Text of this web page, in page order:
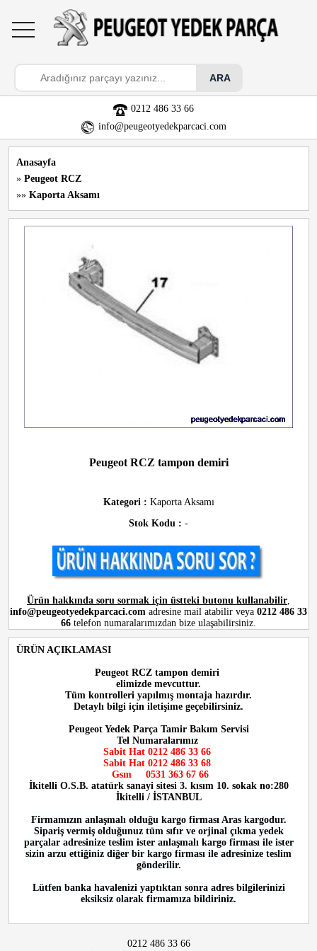
toggle
navigation
0212 486 33 66
info@peugeotyedekparcaci.com
Anasayfa
» Peugeot RCZ
»» Kaporta Aksamı
Peugeot RCZ tampon demiri
Kategori : Kaporta Aksamı
Stok Kodu : -
Ürün hakkında soru sormak için üstteki butonu kullanabilir
info@peugeotyedekparcaci.com adresine mail atabilir veya 0212 486 33
66 telefon numaralarımızdan bize ulaşabilirsiniz.
ÜRÜN AÇIKLAMASI
Peugeot RCZ tampon demiri
elimizde mevcuttur.
Tüm kontrolleri yapılmış montaja hazırdır.
Detaylı bilgi için iletişime geçebilirsiniz.
Peugeot Yedek Parça Tamir Bakım Servisi
Tel Numaralarımız
Sabit Hat 0212 486 33 66
Sabit Hat 0212 486 33 68
Gsm 0531 363 67 66
İkitelli O.S.B. atatürk sanayi sitesi 3. kısım 10. sokak no:280
İkitelli / İSTANBUL
Firmamızın anlaşmalı olduğu kargo firması Aras kargodur.
Sipariş vermiş olduğunuz tüm sıfır ve orjinal çıkma yedek
parçalar adresinize teslim ister anlaşmalı kargo firması ile ister
sizin arzu ettiğiniz diğer bir kargo firması ile adresinize teslim
gönderilir.
Lütfen banka havalenizi yaptıktan sonra adres bilgilerinizi
eksiksiz olarak firmamıza bildiriniz.
0212 486 33 66